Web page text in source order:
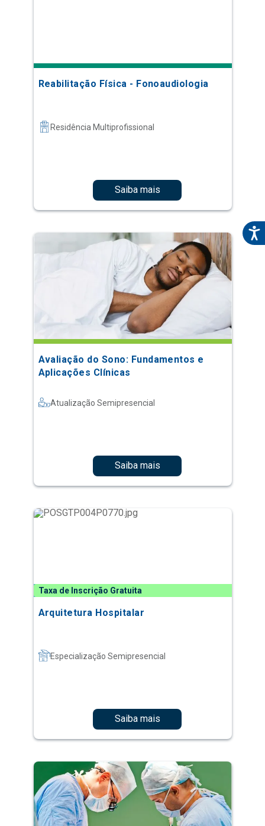
Reabilitação Física - Fonoaudiologia
Residência Multiprofissional
Saiba mais
Avaliação do Sono: Fundamentos e
Aplicações Clínicas
Atualização Semipresencial
Saiba mais
Taxa de Inscrição Gratuita
Arquitetura Hospitalar
Especialização Semipresencial
Saiba mais